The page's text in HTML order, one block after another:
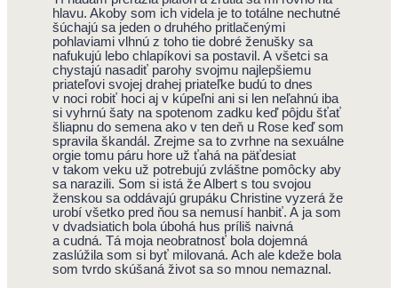
hlavu. Akoby som ich videla je to totálne nechutné
šúchajú sa jeden o druhého pritlačenými
pohlaviami vlhnú z toho tie dobré ženušky sa
nafukujú lebo chlapíkovi sa postavil. A všetci sa
chystajú nasadiť parohy svojmu najlepšiemu
priateľovi svojej drahej priateľke budú to dnes
v noci robiť hoci aj v kúpeľni ani si len neľahnú iba
si vyhrnú šaty na spotenom zadku keď pôjdu šťať
šliapnu do semena ako v ten deň u Rose keď som
spravila škandál. Zrejme sa to zvrhne na sexuálne
orgie tomu páru hore už ťahá na päťdesiat
v takom veku už potrebujú zvláštne pomôcky aby
sa narazili. Som si istá že Albert s tou svojou
ženskou sa oddávajú grupáku Christine vyzerá že
urobí všetko pred ňou sa nemusí hanbiť. A ja som
v dvadsiatich bola úbohá hus príliš naivná
a cudná. Tá moja neobratnosť bola dojemná
zaslúžila som si byť milovaná. Ach ale kdeže bola
som tvrdo skúšaná život sa so mnou nemaznal.